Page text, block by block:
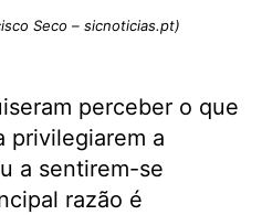
Seco – sicnoticias.pt)
perceber o que
privilegiarem a
a sentirem-se
razão é